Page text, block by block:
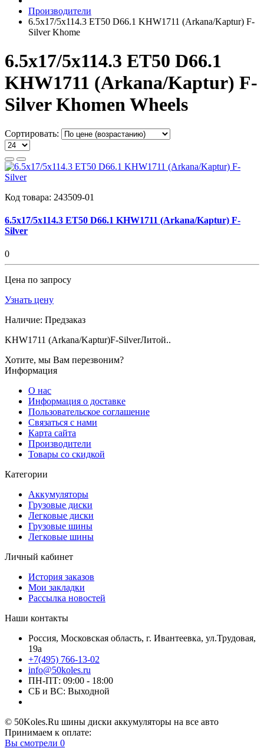
Производители
6.5x17/5x114.3 ET50 D66.1 KHW1711 (Arkana/Kaptur) F-
Silver Khome
6.5x17/5x114.3 ET50 D66.1
KHW1711 (Arkana/Kaptur) F-
Silver Khomen Wheels
Сортировать:
Код товара: 243509-01
6.5x17/5x114.3 ET50 D66.1 KHW1711 (Arkana/Kaptur) F-
Silver
0
Цена по запросу
Узнать цену
Наличие: Предзаказ
KHW1711 (Arkana/Kaptur)F-SilverЛитой..
Хотите, мы Вам перезвоним?
Информация
О нас
Информация о доставке
Пользовательское соглашение
Связаться с нами
Карта сайта
Производители
Товары со скидкой
Категории
Аккумуляторы
Грузовые диски
Легковые диски
Грузовые шины
Легковые шины
Личный кабинет
История заказов
Мои закладки
Рассылка новостей
Наши контакты
Россия, Московская область, г. Ивантеевка, ул.Трудовая,
19а
+7(495) 766-13-02
info@50koles.ru
ПН-ПТ: 09:00 - 18:00
СБ и ВС: Выходной
© 50Koles.Ru шины диски аккумуляторы на все авто
Принимаем к оплате:
Вы смотрели 0